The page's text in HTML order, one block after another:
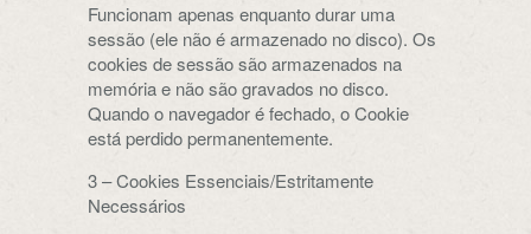
Funcionam apenas enquanto durar uma
sessão (ele não é armazenado no disco). Os
cookies de sessão são armazenados na
memória e não são gravados no disco.
Quando o navegador é fechado, o Cookie
está perdido permanentemente.
3 – Cookies Essenciais/Estritamente
Necessários